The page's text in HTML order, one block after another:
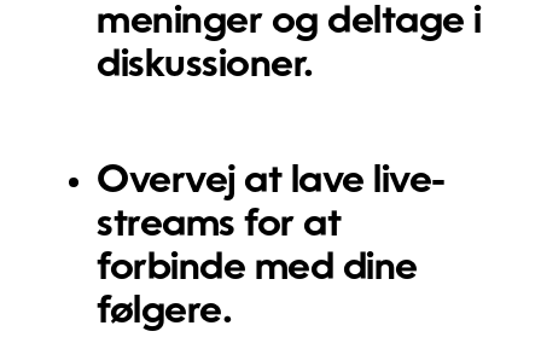
meninger og deltage i
diskussioner.
Overvej at lave live-
streams for at
forbinde med dine
følgere.